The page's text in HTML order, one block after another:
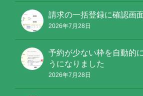
請求の一括登録に確認画
2026年7月28日
予約が少ない枠を自動的
うになりました
2026年7月28日